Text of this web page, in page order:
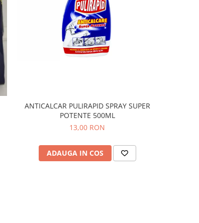
ANTICALCAR PULIRAPID SPRAY SUPER
POTENTE 500ML
13,00 RON
ADAUGA IN COS